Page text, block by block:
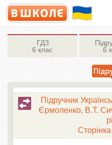
ГДЗ
6 клас
6
Підручник
Єрмоленко, В.Т.